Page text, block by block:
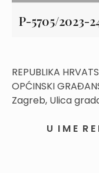
P-5705/2023-
REPUBLIKA
OPĆINSKI
Zagreb, Ulica
U I M E R E